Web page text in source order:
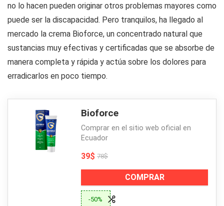
no lo hacen pueden originar otros problemas mayores como
puede ser la discapacidad. Pero tranquilos, ha llegado al
mercado la crema Bioforce, un concentrado natural que
sustancias muy efectivas y certificadas que se absorbe de
manera completa y rápida y actúa sobre los dolores para
erradicarlos en poco tiempo.
Bioforce
Comprar en el sitio web oficial en
Ecuador
39$ 78$
COMPRAR
-50%